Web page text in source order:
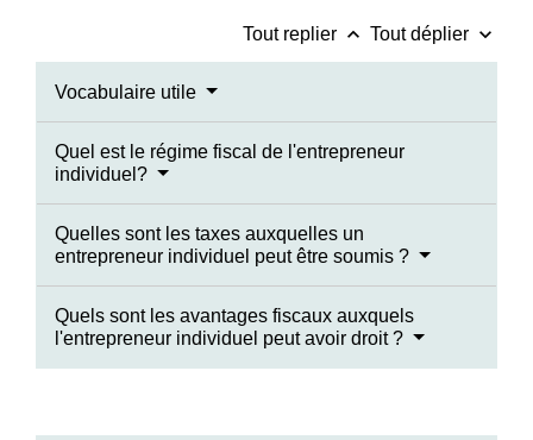
Tout replier keyboard_arrow_up Tout déplier keyboard_arrow_down
Vocabulaire utile
Quel est le régime fiscal de l'entrepreneur
individuel?
Quelles sont les taxes auxquelles un
entrepreneur individuel peut être soumis ?
Quels sont les avantages fiscaux auxquels
l'entrepreneur individuel peut avoir droit ?